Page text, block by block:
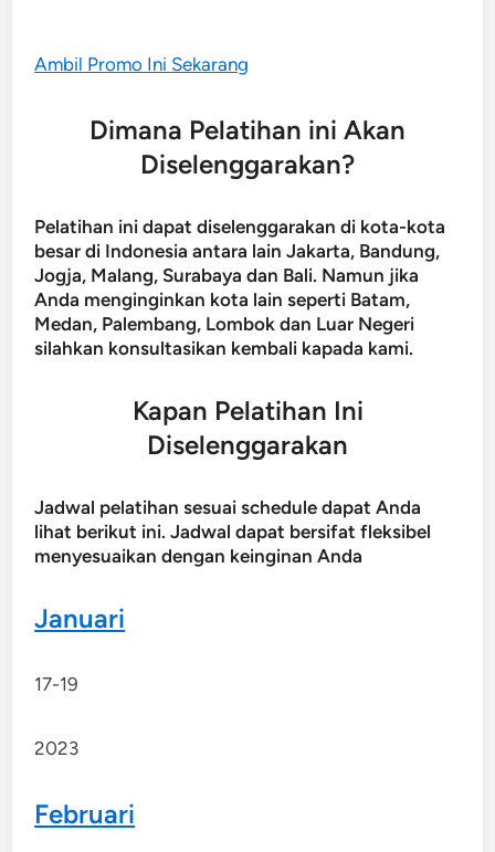
Ambil Promo Ini Sekarang
Dimana Pelatihan ini Akan
Diselenggarakan?
Pelatihan ini dapat diselenggarakan di kota-kota
besar di Indonesia antara lain Jakarta, Bandung,
Jogja, Malang, Surabaya dan Bali. Namun jika
Anda menginginkan kota lain seperti Batam,
Medan, Palembang, Lombok dan Luar Negeri
silahkan konsultasikan kembali kapada kami.
Kapan Pelatihan Ini
Diselenggarakan
Jadwal pelatihan sesuai schedule dapat Anda
lihat berikut ini. Jadwal dapat bersifat fleksibel
menyesuaikan dengan keinginan Anda
Januari
17-19
2023
Februari